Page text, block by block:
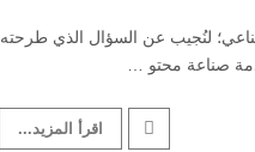
لنُجيب عن السؤال الذي طرحته
صناعة محتو …
اقرأ المزيد...